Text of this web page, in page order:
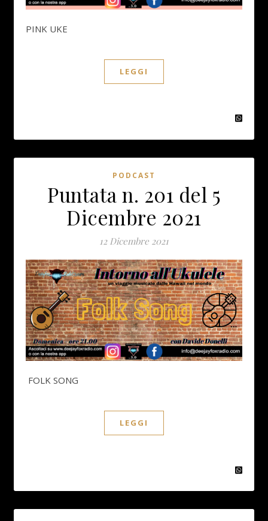
PINK UKE
LEGGI
PODCAST
Puntata n. 201 del 5
Dicembre 2021
12 Dicembre 2021
FOLK SONG
LEGGI